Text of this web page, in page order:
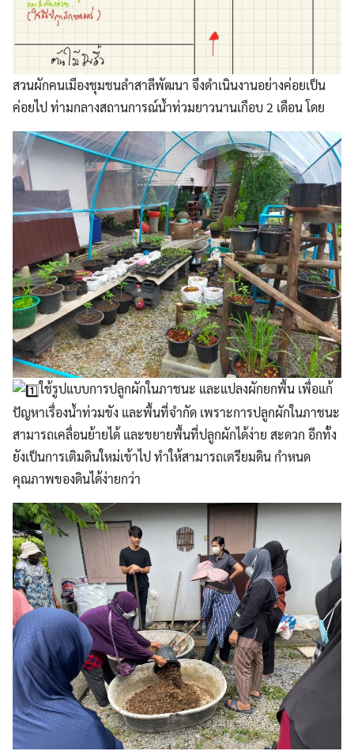
สวนผักคนเมืองชุมชนลำสาลีพัฒนา จึงดำเนินงานอย่างค่อยเป็น
ค่อยไป ท่ามกลางสถานการณ์น้ำท่วมยาวนานเกือบ 2 เดือน โดย
ใช้รูปแบบการปลูกผักในภาชนะ และแปลงผักยกพื้น เพื่อแก้
ปัญหาเรื่องน้ำท่วมขัง และพื้นที่จำกัด เพราะการปลูกผักในภาชนะ
สามารถเคลื่อนย้ายได้ และขยายพื้นที่ปลูกผักได้ง่าย สะดวก อีกทั้ง
ยังเป็นการเติมดินใหม่เข้าไป ทำให้สามารถเตรียมดิน กำหนด
คุณภาพของดินได้ง่ายกว่า